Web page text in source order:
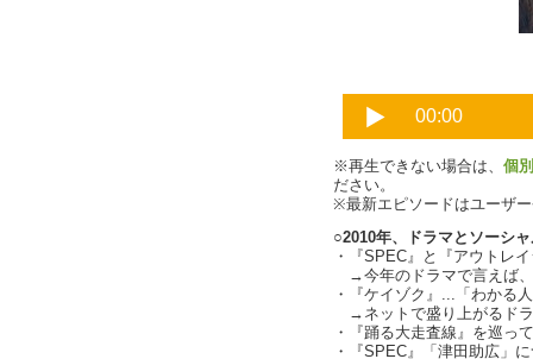
※再生できない場合は、 個
ださい。
※最新エピソードはユーザ
○2010年、ドラマとソーシ
・『SPEC』と『アウトレ
→今年のドラマで言えば
・『ケイゾク』...「わかる
→ネットで盛り上がるド
・『踊る大走査線』を巡っ
・『SPEC』「津田助広」